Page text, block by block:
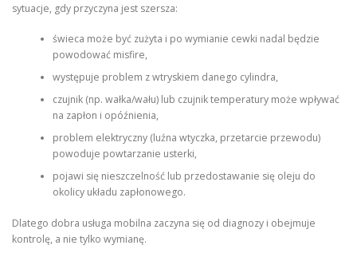
sytuacje, gdy przyczyna jest szersza:
świeca może być zużyta i po wymianie cewki nadal będzie
powodować misfire,
występuje problem z wtryskiem danego cylindra,
czujnik (np. wałka/wału) lub czujnik temperatury może wpływać
na zapłon i opóźnienia,
problem elektryczny (luźna wtyczka, przetarcie przewodu)
powoduje powtarzanie usterki,
pojawi się nieszczelność lub przedostawanie się oleju do
okolicy układu zapłonowego.
Dlatego dobra usługa mobilna zaczyna się od diagnozy i obejmuje
kontrolę, a nie tylko wymianę.